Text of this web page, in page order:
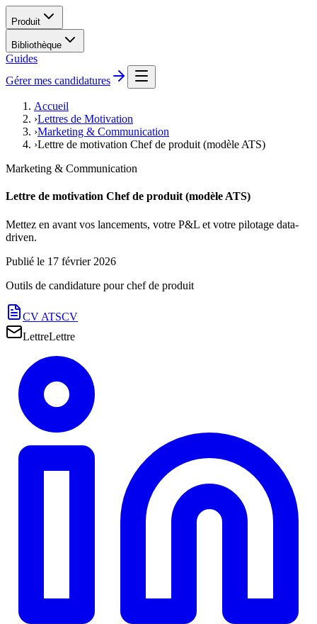
Produit
Bibliothèque
Guides
Gérer mes candidatures
Accueil
›Lettres de Motivation
›Marketing & Communication
›Lettre de motivation Chef de produit (modèle ATS)
Marketing & Communication
Lettre de motivation Chef de produit (modèle ATS)
Mettez en avant vos lancements, votre P&L et votre pilotage data-
driven.
Publié le 17 février 2026
Outils de candidature pourchef de produit
CV ATSCV
LettreLettre